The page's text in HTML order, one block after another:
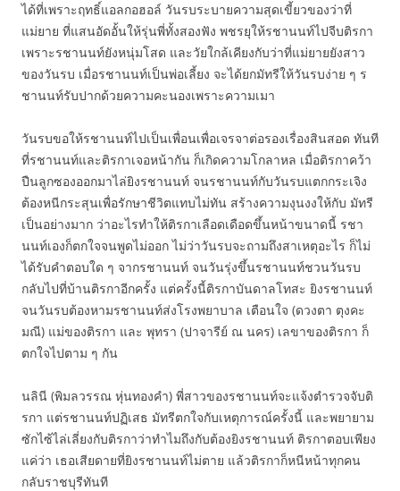
ได้ที่เพราะฤทธิ์แอลกอฮอล์ วันรบระบายความสุดเขี้ยวของว่าที่
แม่ยาย ที่แสนอัดอั้นให้รุ่นพี่ทั้งสองฟัง พชรยุให้รชานนท์ไปจีบติรกา
เพราะรชานนท์ยังหนุ่มโสด และวัยใกล้เคียงกับว่าที่แม่ยายยังสาว
ของวันรบ เมื่อรชานนท์เป็นพ่อเลี้ยง จะได้ยกมัทรีให้วันรบง่าย ๆ ร
ชานนท์รับปากด้วยความคะนองเพราะความเมา
วันรบขอให้รชานนท์ไปเป็นเพื่อนเพื่อเจรจาต่อรองเรื่องสินสอด ทันที
ที่รชานนท์และติรกาเจอหน้ากัน ก็เกิดความโกลาหล เมื่อติรกาคว้า
ปืนลูกซองออกมาไล่ยิงรชานนท์ จนรชานนท์กับวันรบแตกกระเจิง
ต้องหนีกระสุนเพื่อรักษาชีวิตแทบไม่ทัน สร้างความงุนงงให้กับ มัทรี
เป็นอย่างมาก ว่าอะไรทำให้ติรกาเลือดเดือดขึ้นหน้าขนาดนี้ รชา
นนท์เองก็ตกใจจนพูดไม่ออก ไม่ว่าวันรบจะถามถึงสาเหตุอะไร ก็ไม่
ได้รับคำตอบใด ๆ จากรชานนท์ จนวันรุ่งขึ้นรชานนท์ชวนวันรบ
กลับไปที่บ้านติรกาอีกครั้ง แต่ครั้งนี้ติรกาบันดาลโทสะ ยิงรชานนท์
จนวันรบต้องหามรชานนท์ส่งโรงพยาบาล เตือนใจ (ดวงตา ตุงคะ
มณี) แม่ของติรกา และ พุทรา (ปาจารีย์ ณ นคร) เลขาของติรกา ก็
ตกใจไปตาม ๆ กัน
นลินี (พิมลวรรณ หุ่นทองคำ) พี่สาวของรชานนท์จะแจ้งตำรวจจับติ
รกา แต่รชานนท์ปฏิเสธ มัทรีตกใจกับเหตุการณ์ครั้งนี้ และพยายาม
ซักไซ้ไล่เลี่ยงกับติรกาว่าทำไมถึงกับต้องยิงรชานนท์ ติรกาตอบเพียง
แค่ว่า เธอเสียดายที่ยิงรชานนท์ไม่ตาย แล้วติรกาก็หนีหน้าทุกคน
กลับราชบุรีทันที